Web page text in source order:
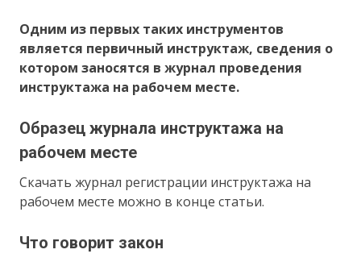
Одним из первых таких инструментов
является первичный инструктаж, сведения о
котором заносятся в журнал проведения
инструктажа на рабочем месте.
Образец журнала инструктажа на
рабочем месте
Скачать журнал регистрации инструктажа на
рабочем месте можно в конце статьи.
Что говорит закон